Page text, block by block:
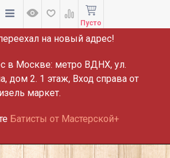
ВНИМАНИЕ!
на новый адрес!
в Москве: метро ВДНХ, ул.
дом 2. 1 этаж, Вход справа от
маркет.
Батисты от Мастерской+
Пусто